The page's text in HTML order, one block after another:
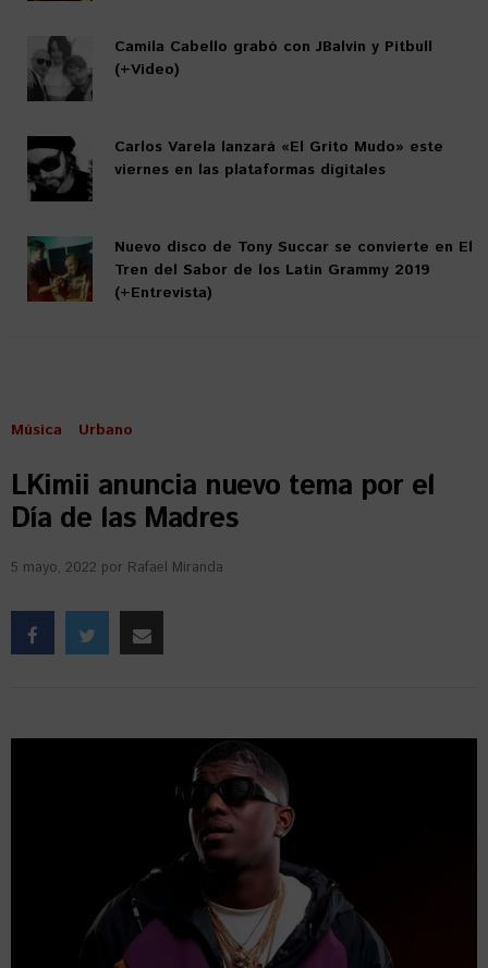
Camila Cabello grabó con JBalvin y Pitbull
(+Video)
Carlos Varela lanzará «El Grito Mudo» este
viernes en las plataformas digitales
Nuevo disco de Tony Succar se convierte en El
Tren del Sabor de los Latin Grammy 2019
(+Entrevista)
Música Urbano
LKimii anuncia nuevo tema por el
Día de las Madres
5 mayo, 2022 por Rafael Miranda